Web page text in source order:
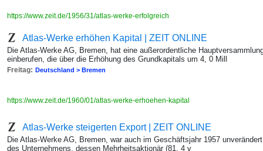
https://www.zeit.de/1956/31/atlas-werke-erfolgreich
Atlas-Werke erhöhen Kapital | ZEIT ONLINE
Die Atlas-Werke AG, Bremen, hat eine außerordentliche
einberufen, die über die Erhöhung des Grundkapitals um 4, 0 Mill
Freitag: Deutschland > Bremen
https://www.zeit.de/1960/01/atlas-werke-erhoehen-kapital
Atlas-Werke steigerten Export | ZEIT ONLINE
Die Atlas-Werke AG, Bremen, war auch im Geschäftsjahr 1957
des Unternehmens, dessen Mehrheitsaktionär (81, 4 v